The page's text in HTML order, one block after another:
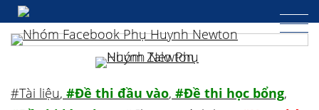
#Tài liệu, #Đề thi đầu vào, #Đề thi học bổng,